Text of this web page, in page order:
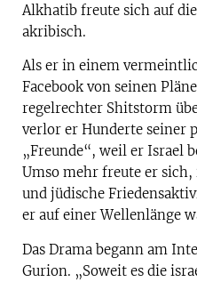
Alkhatib freute sich auf
akribisch.
Als er in einem
Facebook von seinen
regelrechter Shitstorm
verlor er Hunderte seiner
„Freunde“, weil er Israel
Umso mehr freute er
und jüdische
er auf einer Wellenlänge
Das Drama begann am
Gurion. „Soweit es die